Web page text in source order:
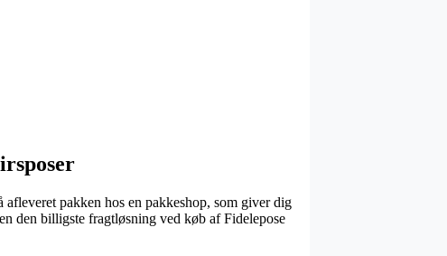
pakken hos en pakkeshop, som giver dig
den billigste fragtløsning ved køb af Fidelepose